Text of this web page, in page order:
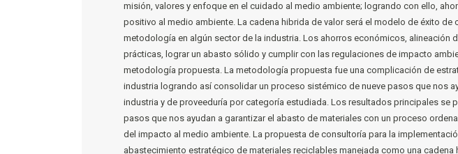
misión, valores y enfoque en el cuidado al medio ambiente; logrando con ello,
positivo al medio ambiente. La cadena hibrida de valor será el modelo de éxito de
metodología en algún sector de la industria. Los ahorros económicos, alineación
prácticas, lograr un abasto sólido y cumplir con las regulaciones de impacto
metodología propuesta. La metodología propuesta fue una complicación de
industria logrando así consolidar un proceso sistémico de nueve pasos que nos
industria y de proveeduría por categoría estudiada. Los resultados principales se
pasos que nos ayudan a garantizar el abasto de materiales con un proceso
del impacto al medio ambiente. La propuesta de consultoría para la
abastecimiento estratégico de materiales reciclables manejada como una